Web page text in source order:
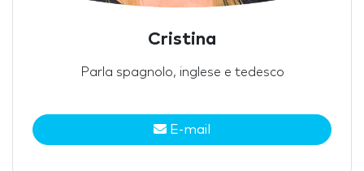
Cristina
Parla spagnolo, inglese e tedesco
E-mail